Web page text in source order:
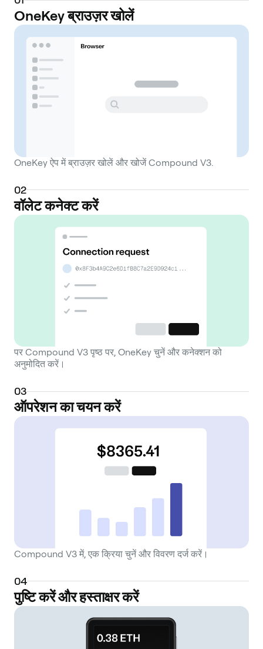
OneKey ब्राउज़र खोलें
OneKey ऐप में ब्राउज़र खोलें और खोजें Compound V3.
02
वॉलेट कनेक्ट करें
पर Compound V3 पृष्ठ पर, OneKey चुनें और कनेक्शन को
अनुमोदित करें।
03
ऑपरेशन का चयन करें
Compound V3 में, एक क्रिया चुनें और विवरण दर्ज करें।
04
पुष्टि करें और हस्ताक्षर करें